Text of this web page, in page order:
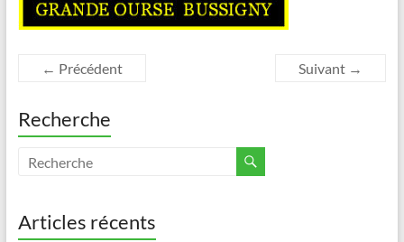
← Précédent Suivant →
Recherche
Articles récents